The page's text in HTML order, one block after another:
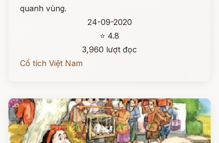
quanh vùng.
24-09-2020
⭐ 4.8
3,960 lượt đọc
Cổ tích Việt Nam